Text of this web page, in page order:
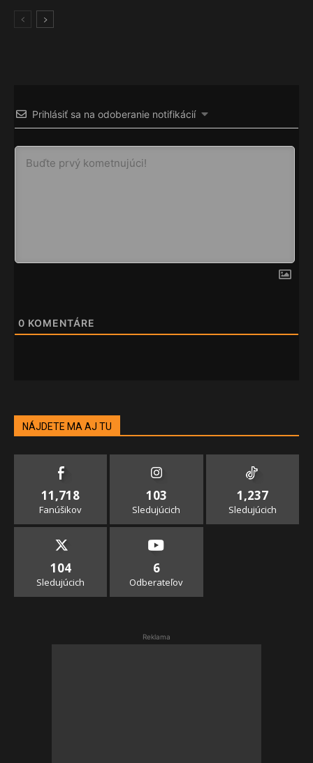
Prihlásiť sa na odoberanie notifikácií
0 KOMENTÁRE
NÁJDETE MA AJ TU
11,718
Fanúšikov
103
Sledujúcich
1,237
Sledujúcich
104
Sledujúcich
6
Odberateľov
Reklama